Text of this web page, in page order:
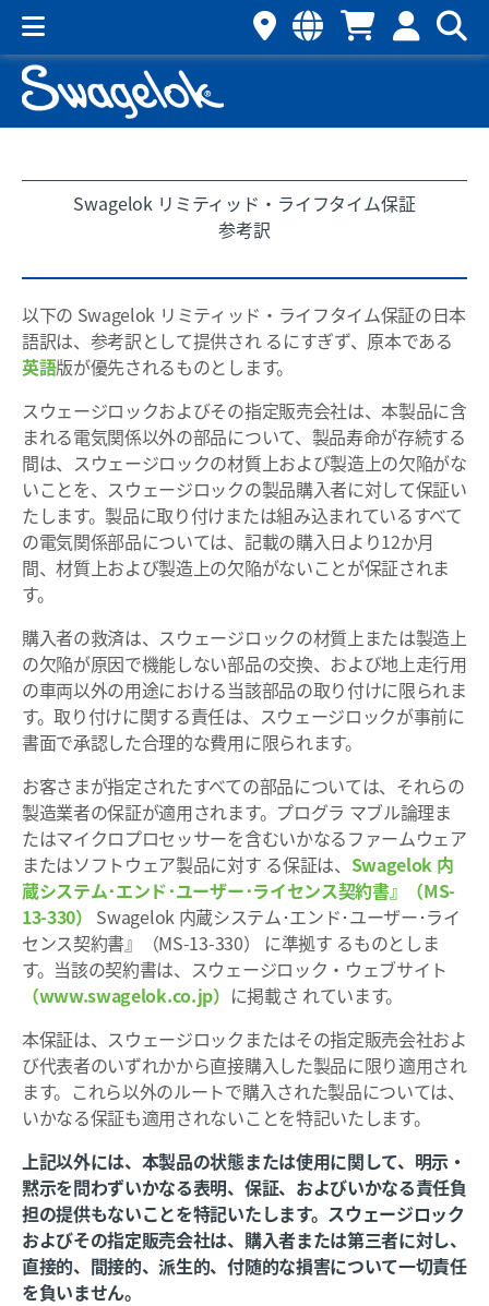
Swagelok リミティッド・ライフタイム保証
参考訳
以下の Swagelok リミティッド・ライフタイム保証の日本
語訳は、参考訳として提供され るにすぎず、原本である
英語版が優先されるものとします。
スウェージロックおよびその指定販売会社は、本製品に含
まれる電気関係以外の部品について、製品寿命が存続する
間は、スウェージロックの材質上および製造上の欠陥がな
いことを、スウェージロックの製品購入者に対して保証い
たします。製品に取り付けまたは組み込まれているすべて
の電気関係部品については、記載の購入日より12か月
間、材質上および製造上の欠陥がないことが保証されま
す。
購入者の救済は、スウェージロックの材質上または製造上
の欠陥が原因で機能しない部品の交換、および地上走行用
の車両以外の用途における当該部品の取り付けに限られま
す。取り付けに関する責任は、スウェージロックが事前に
書面で承認した合理的な費用に限られます。
お客さまが指定されたすべての部品については、それらの
製造業者の保証が適用されます。プログラ マブル論理ま
たはマイクロプロセッサーを含むいかなるファームウェア
またはソフトウェア製品に対す る保証は、 Swagelok 内
蔵システム･エンド･ユーザー･ライセンス契約書』（MS-
13-330） Swagelok 内蔵システム･エンド･ユーザー･ライ
センス契約書』（MS-13-330） に準拠す るものとしま
す。当該の契約書は、スウェージロック・ウェブサイト
（www.swagelok.co.jp） に掲載さ れています。
本保証は、スウェージロックまたはその指定販売会社およ
び代表者のいずれかから直接購入した製品に限り適用され
ます。これら以外のルートで購入された製品については、
いかなる保証も適用されないことを特記いたします。
上記以外には、本製品の状態または使用に関して、明示・
黙示を問わずいかなる表明、保証、およびいかなる責任負
担の提供もないことを特記いたします。スウェージロック
およびその指定販売会社は、購入者または第三者に対し、
直接的、間接的、派生的、付随的な損害について一切責任
を負いません。